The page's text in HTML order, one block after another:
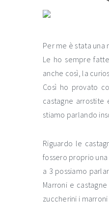
Per me è stata una
Le ho sempre
anche così, la
Così ho provato
castagne
stiamo parlando
Riguardo le
fossero proprio
a 3 possiamo
Marroni e
zuccherini i